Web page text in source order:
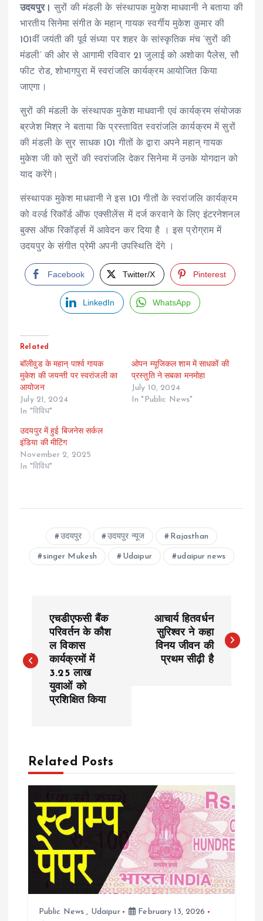
उदयपुर। सुरों की मंडली के संस्थापक मुकेश माधवानी ने बताया की
भारतीय सिनेमा संगीत के महान् गायक स्वर्गीय मुकेश कुमार की
101वीं जयंती की पूर्व संध्या पर शहर के सांस्कृतिक मंच ‘सुरों की
मंडली’ की ओर से आगामी रविवार 21 जुलाई को अशोका पैलेस, सौ
फीट रोड, शोभागपुरा में स्वरांजलि कार्यक्रम आयोजित किया
जाएगा।
सुरों की मंडली के संस्थापक मुकेश माधवानी एवं कार्यक्रम संयोजक
ब्रजेश मिश्र ने बताया कि प्रस्तावित स्वरांजलि कार्यक्रम में सुरों
की मंडली के सुर साधक 101 गीतों के द्वारा अपने महान् गायक
मुकेश जी को सुरों की स्वरांजलि देकर सिनेमा में उनके योगदान को
याद करेंगे।
संस्थापक मुकेश माधवानी ने इस 101 गीतों के स्वरांजलि कार्यक्रम
को वर्ल्ड रिकॉर्ड ऑफ एक्सीलेंस में दर्ज करवाने के लिए इंटरनेशनल
बुक्स ऑफ रिकॉर्ड्स में आवेदन कर दिया है । इस प्रोग्राम में
उदयपुर के संगीत प्रेमी अपनी उपस्थिति देंगे ।
Facebook Twitter/X Pinterest
LinkedIn WhatsApp
Related
बॉलीवुड के महान् पार्श्व गायक
मुकेश की जयन्ती पर स्वरांजली का
आयोजन
July 21, 2024
In "विविध"
ओपन म्यूजिकल शाम में साधकों की
प्रस्तुति ने सबका मनमोहा
July 10, 2024
In "Public News"
उदयपुर में हुई बिजनेस सर्कल
इंडिया की मीटिंग
November 2, 2025
In "विविध"
उदयपुर उदयपुर न्यूज Rajasthan
singer Mukesh Udaipur udaipur news
s
a
v
t
एचडीएफसी बैंक
परिवर्तन के कौश
ल विकास
कार्यक्रमों में
3.25 लाख
युवाओं को
प्रशिक्षित किया
आचार्य हितवर्धन
सुरिश्वर ने कहा
विनय जीवन की
प्रथम सीढ़ी है
Related Posts
Public News , Udaipur
February 13, 2026